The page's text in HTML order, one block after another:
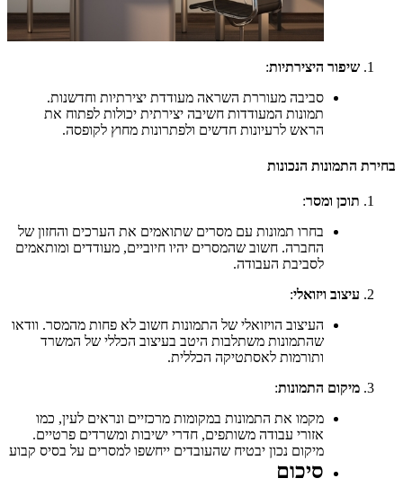
שיפור היצירתיות:
סביבה מעוררת השראה מעודדת יצירתיות וחדשנות.
תמונות המעודדות חשיבה יצירתית יכולות לפתוח את
הראש לרעיונות חדשים ולפתרונות מחוץ לקופסה.
בחירת התמונות הנכונות
תוכן ומסר:
בחרו תמונות עם מסרים שתואמים את הערכים והחזון של
החברה. חשוב שהמסרים יהיו חיוביים, מעודדים ומותאמים
לסביבת העבודה.
עיצוב ויזואלי:
העיצוב הויזואלי של התמונות חשוב לא פחות מהמסר. וודאו
שהתמונות משתלבות היטב בעיצוב הכללי של המשרד
ותורמות לאסתטיקה הכללית.
מיקום התמונות:
מקמו את התמונות במקומות מרכזיים ונראים לעין, כמו
אזורי עבודה משותפים, חדרי ישיבות ומשרדים פרטיים.
מיקום נכון יבטיח שהעובדים ייחשפו למסרים על בסיס קבוע
סיכום